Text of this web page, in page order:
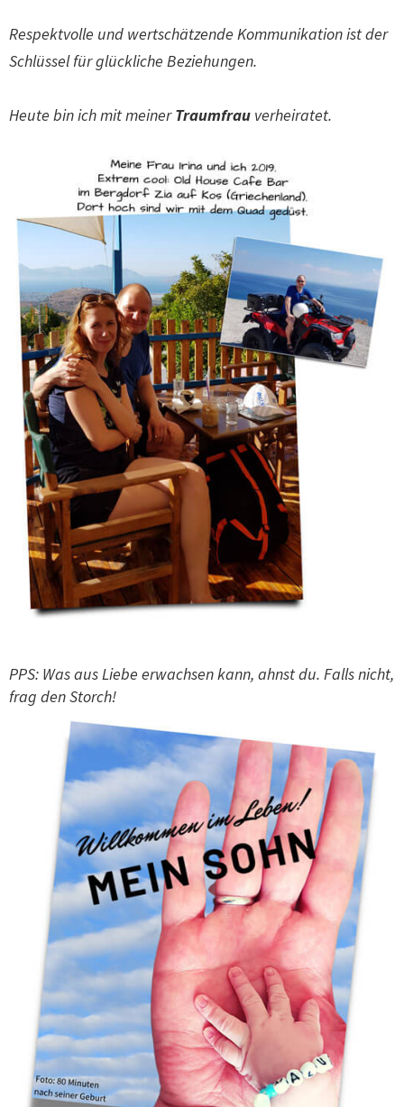
Respektvolle und wertschätzende Kommunikation ist der
Schlüssel für glückliche Beziehungen.
Heute bin ich mit meinerTraumfrau verheiratet.
PPS: Was aus Liebe erwachsen kann, ahnst du. Falls nicht,
frag den Storch!